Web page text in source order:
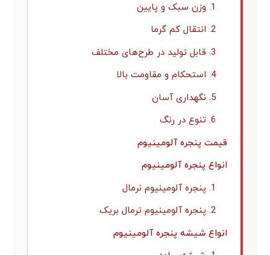
1. وزن سبک و پایین
2. انتقال کم گرما
3. قابل تولید در طرح‌های مختلف
4. استحکام و مقاومت بالا
5. نگهداری آسان
6. تنوع در رنگ
قیمت پنجره آلومینیوم
انواع پنجره آلومینیوم
1. پنجره آلومینیوم نرمال
2. پنجره آلومینیوم ترمال بریک
انواع شیشه پنجره آلومینیوم